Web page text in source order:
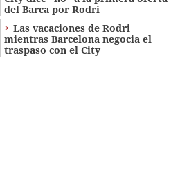
del Barca por Rodri
Las vacaciones de Rodri
mientras Barcelona negocia el
traspaso con el City